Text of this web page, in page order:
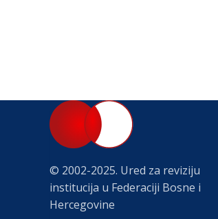
© 2002-2025. Ured za reviziju
institucija u Federaciji Bosne i
Hercegovine